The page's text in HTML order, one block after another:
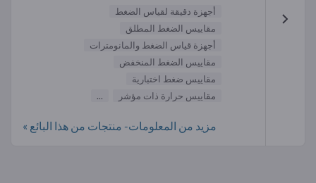
أجهزة دقيقة لقياس الضغط
مقاييس الضغط المطلق
أجهزة قياس الضغط والمانومترات
مقاييس الضغط المنخفض
مقاييس ضغط اختبارية
مقاييس حرارة ذات مؤشر
...
مزيد من المعلومات- منتجات من هذا البائع »